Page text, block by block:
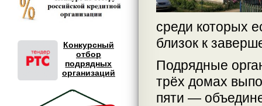
Конкурсный
отбор
подрядных
организаций
среди которых
близок к
Подрядные
трёх домах
пяти —